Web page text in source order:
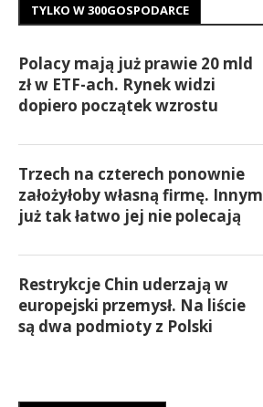
TYLKO W 300GOSPODARCE
Polacy mają już prawie 20 mld
zł w ETF-ach. Rynek widzi
dopiero początek wzrostu
Trzech na czterech ponownie
założyłoby własną firmę. Innym
już tak łatwo jej nie polecają
Restrykcje Chin uderzają w
europejski przemysł. Na liście
są dwa podmioty z Polski